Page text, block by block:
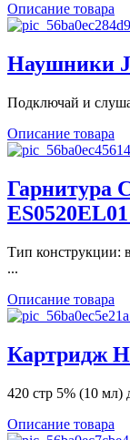
Описание товара
Наушники
Подключай и
Описание товара
Гарнитура
Тип конструкции:
...
Описание товара
Картридж
420 стр 5% (10 мл)
Описание товара